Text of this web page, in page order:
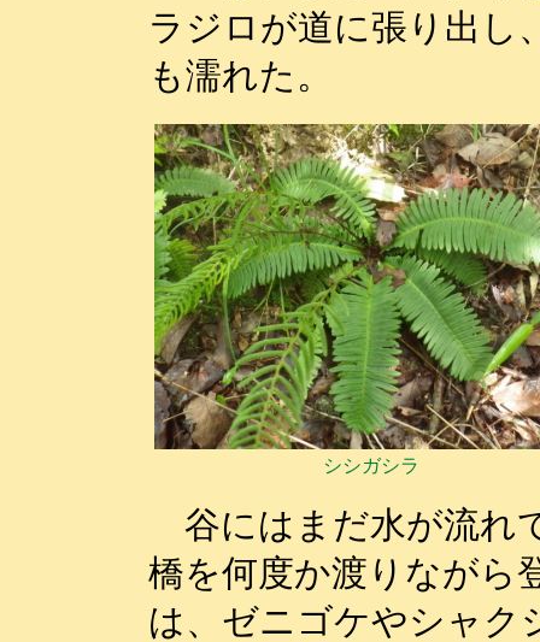
ラジロが道に張り出し
も濡れた。
シシガシラ
谷にはまだ水が流れ
橋を何度か渡りながら
は、ゼニゴケやシャク